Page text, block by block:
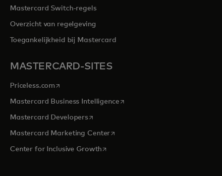
Mastercard Switch-regels
Overzicht van regelgeving
Toegankelijkheid bij Mastercard
MASTERCARD-SITES
Priceless.com opens in a new tab
Mastercard Business Intelligenceopens in a new tab
Mastercard Developersopens in a new tab
Mastercard Marketing Centeropens in a new tab
Center for Inclusive Growthopens in a new tab